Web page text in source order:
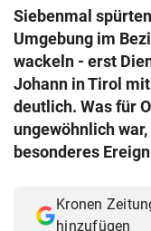
search
eingeben
© Krone Multimedia
Muthgasse 2, 1190
Siebenmal
Umgebung im
wackeln - erst
Johann in Tirol
deutlich. Was für
ungewöhnlich
besonderes
Kronen
hinzufügen